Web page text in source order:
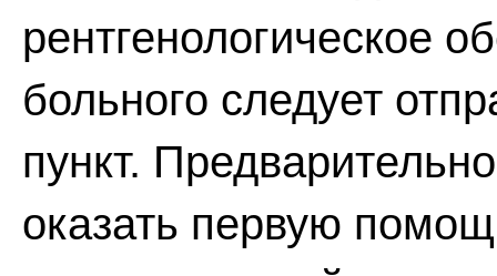
рентгенологическое
больного следует
пункт.
оказать первую